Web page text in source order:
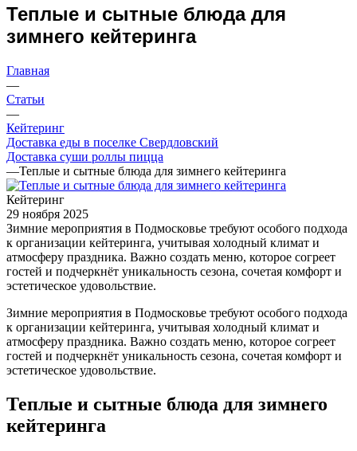
Теплые и сытные блюда для
зимнего кейтеринга
Главная
—
Статьи
—
Кейтеринг
Доставка еды в поселке Свердловский
Доставка суши роллы пицца
—Теплые и сытные блюда для зимнего кейтеринга
Кейтеринг
29 ноября 2025
Зимние мероприятия в Подмосковье требуют особого подхода
к организации кейтеринга, учитывая холодный климат и
атмосферу праздника. Важно создать меню, которое согреет
гостей и подчеркнёт уникальность сезона, сочетая комфорт и
эстетическое удовольствие.
Зимние мероприятия в Подмосковье требуют особого подхода
к организации кейтеринга, учитывая холодный климат и
атмосферу праздника. Важно создать меню, которое согреет
гостей и подчеркнёт уникальность сезона, сочетая комфорт и
эстетическое удовольствие.
Теплые и сытные блюда для зимнего
кейтеринга